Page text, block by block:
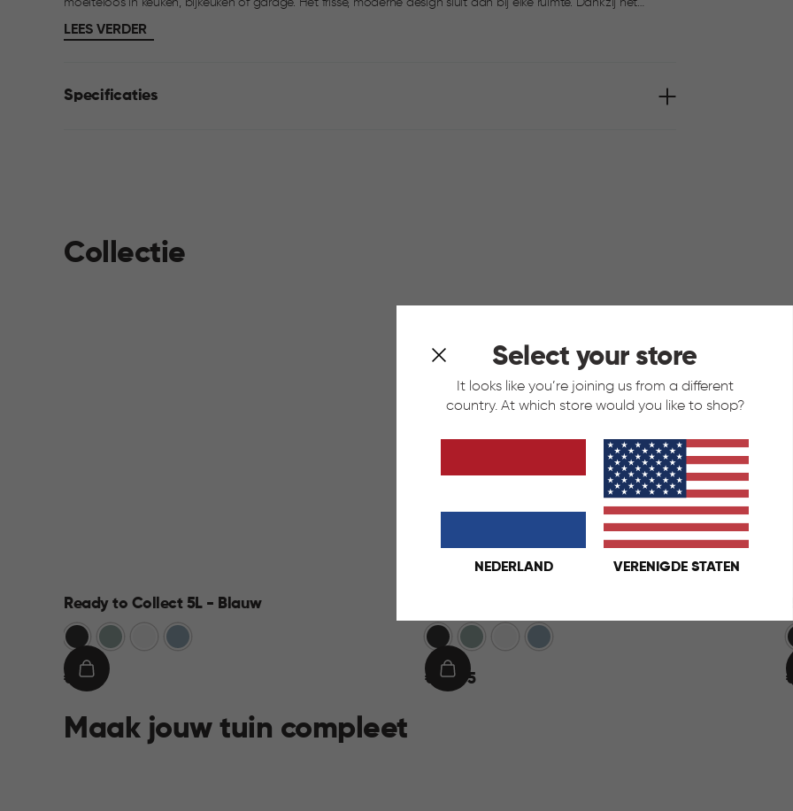
Select your store
It looks like you’re joining us from a different
country. At which store would you like to shop?
NEDERLAND VERENIGDE STATEN
moeiteloos in keuken, bijkeuken of garage. Het frisse, moderne design sluit aan bij elke ruimte. Dankzij het
slimme split-lid heb je aan de voorkant eenvoudig toegang, ook wanneer de prullenbak is gestapeld. Het
grote handvat aan de achterzijde en de comfortabele greep aan de onderkant maken tillen en legen extra
LEES VERDER
Specificaties
Collectie
Ready to Collect 5L - Blauw
Donkergrijs
Groen Blauw
€€ 9,95
IN
Donkergrijs
Groen Blauw
€€ 24,95
IN
€
Maak jouw tuin compleet